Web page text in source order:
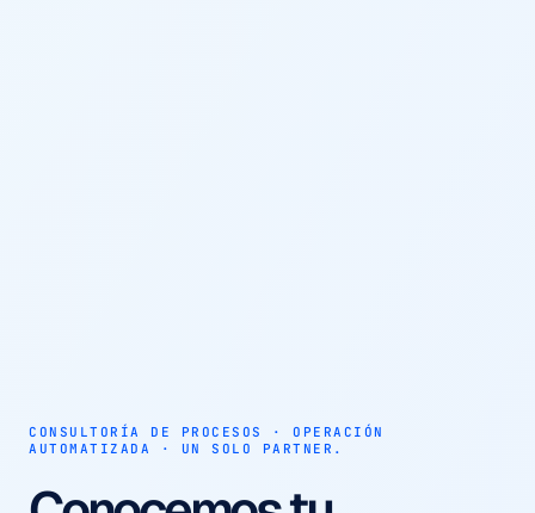
AUTOMATIZACIÓN · AGENTES AUTÓNOMOS · EFICIENCIA
OPERATIVA